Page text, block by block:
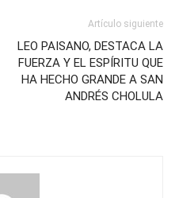
Artículo siguiente
LEO PAISANO, DESTACA LA
FUERZA Y EL ESPÍRITU QUE
HA HECHO GRANDE A SAN
ANDRÉS CHOLULA